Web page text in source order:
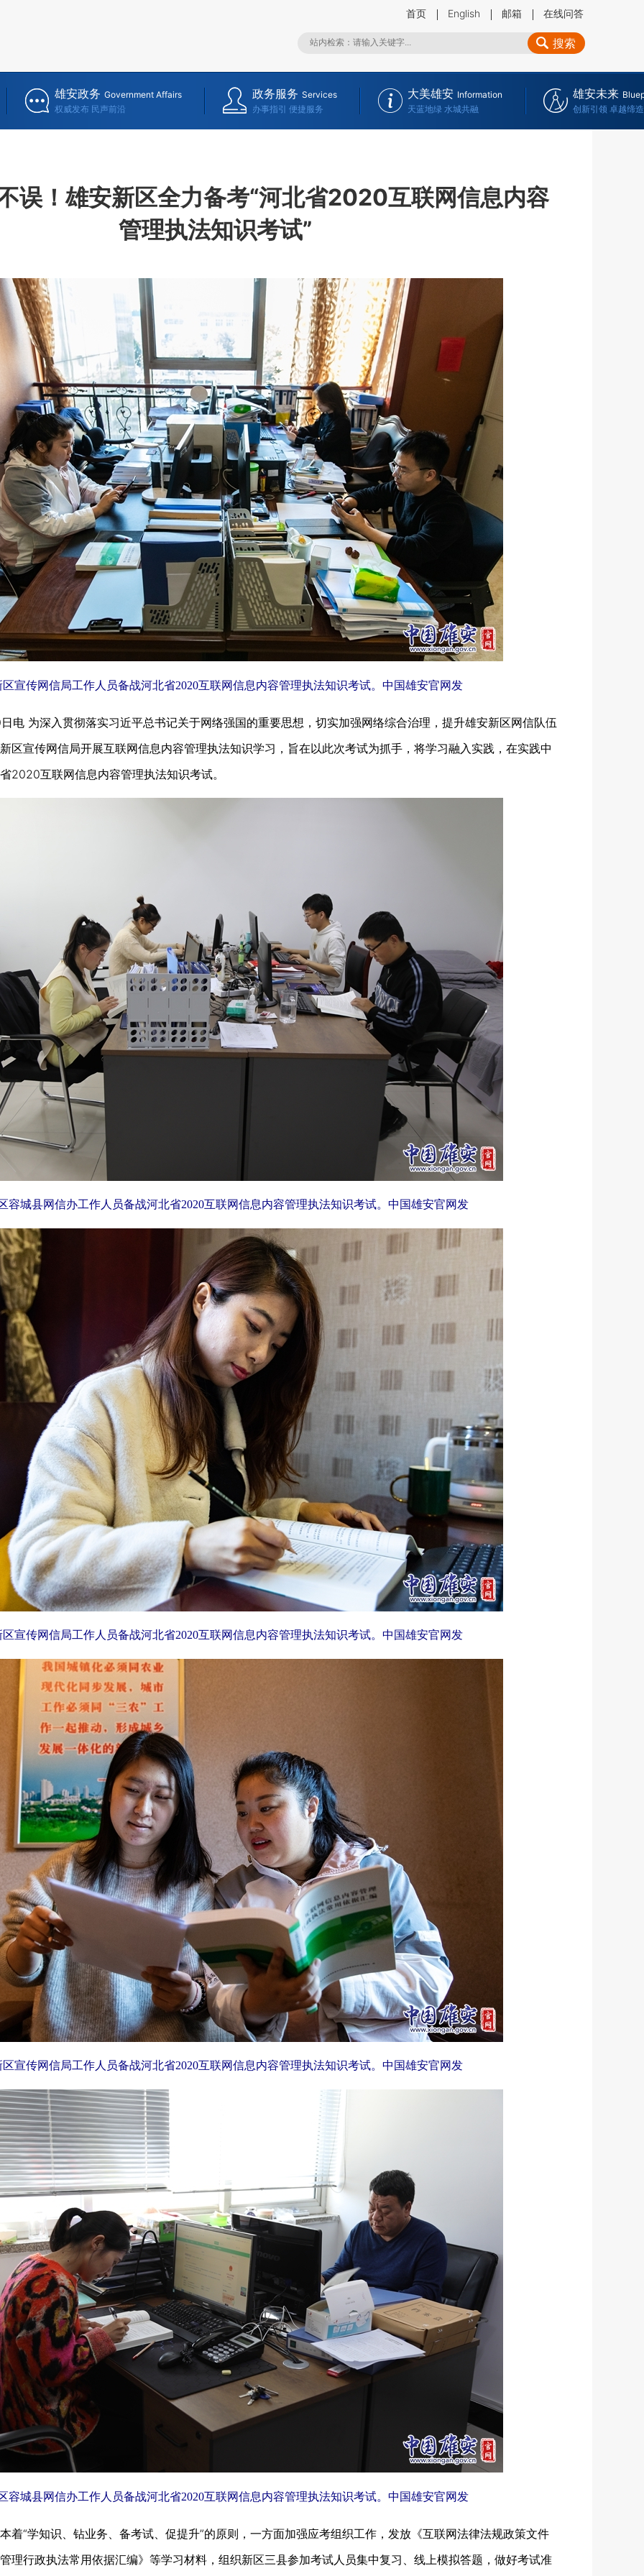
首页 English 邮箱 在线问答
搜索
雄安政务 Government Affairs
权威发布 民声前沿
政务服务 Services
办事指引 便捷服务
大美雄安 Information
天蓝地绿 水城共融
雄安未来
创新引领 卓越缔造
误！雄安新区全力备考“河北省2020互联网信息内容
管理执法知识考试”
宣传网信局工作人员备战河北省2020互联网信息内容管理执法知识考试。中国雄安官网发
电 为深入贯彻落实习近平总书记关于网络强国的重要思想，切实加强网络综合治理，提升雄安新区网信队伍
区宣传网信局开展互联网信息内容管理执法知识学习，旨在以此次考试为抓手，将学习融入实践，在实践中
2020互联网信息内容管理执法知识考试。
容城县网信办工作人员备战河北省2020互联网信息内容管理执法知识考试。中国雄安官网发
宣传网信局工作人员备战河北省2020互联网信息内容管理执法知识考试。中国雄安官网发
宣传网信局工作人员备战河北省2020互联网信息内容管理执法知识考试。中国雄安官网发
容城县网信办工作人员备战河北省2020互联网信息内容管理执法知识考试。中国雄安官网发
“学知识、钻业务、备考试、促提升”的原则，一方面加强应考组织工作，发放《互联网法律法规政策文件
理行政执法常用依据汇编》等学习材料，组织新区三县参加考试人员集中复习、线上模拟答题，做好考试准